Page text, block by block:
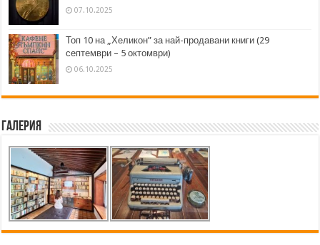
07.10.2025
Топ 10 на „Хеликон” за най-продавани книги (29
септември – 5 октомври)
06.10.2025
Галерия